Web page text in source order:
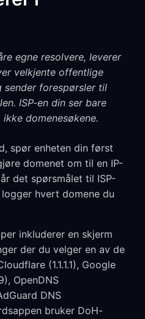
egne resolvere, leverer
velkjente offentlige
sender forespørsler til
ISP-en din ser bare
domenesøkene.
spør enheten din først
domenet om til en IP-
det spørsmålet til ISP-
hvert domene du
inkluderer en skjerm
der du velger en av de
(1.1.1.1), Google
OpenDNS
DNS
bruker DoH-